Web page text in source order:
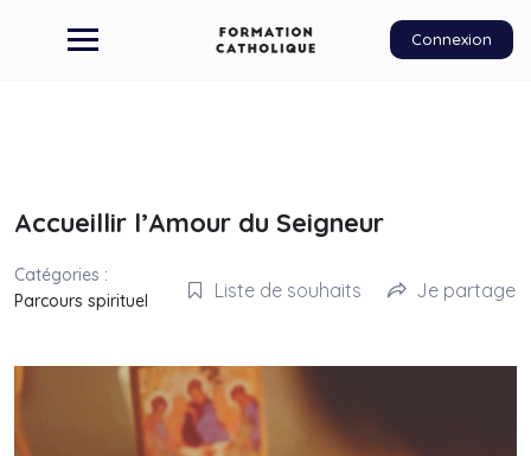
Connexion
Accueillir l’Amour du Seigneur
Catégories :
Parcours spirituel
Liste de souhaits Je partage